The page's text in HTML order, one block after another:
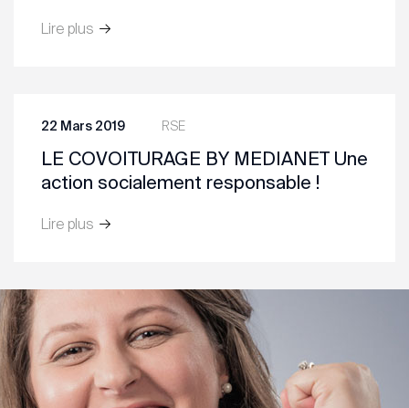
Lire plus
RSE
22 Mars 2019
LE COVOITURAGE BY MEDIANET Une
action socialement responsable !
Lire plus